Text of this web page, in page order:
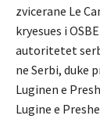
zvicerane Le
kryesues i
autoritetet
ne Serbi, duke
Luginen e
Lugine e